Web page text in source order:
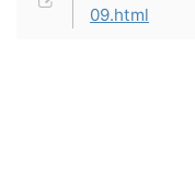
09.html